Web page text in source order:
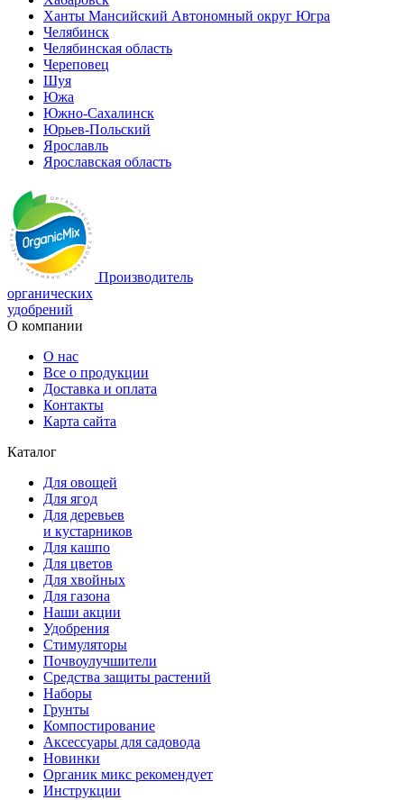
Ханты Мансийский Автономный округ Югра
Челябинск
Челябинская область
Череповец
Шуя
Южа
Южно-Сахалинск
Юрьев-Польский
Ярославль
Ярославская область
Производитель
органических
удобрений
О компании
О нас
Все о продукции
Доставка и оплата
Контакты
Карта сайта
Каталог
Для овощей
Для ягод
Для деревьев
и кустарников
Для кашпо
Для цветов
Для хвойных
Для газона
Наши акции
Удобрения
Стимуляторы
Почвоулучшители
Средства защиты растений
Наборы
Грунты
Компостирование
Аксессуары для садовода
Новинки
Органик микс рекомендует
Инструкции